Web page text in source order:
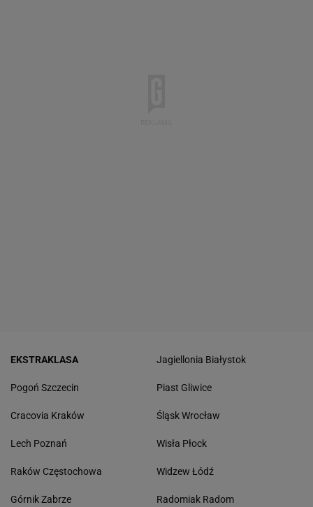
EKSTRAKLASA
Pogoń Szczecin
Cracovia Kraków
Lech Poznań
Raków Częstochowa
Górnik Zabrze
Jagiellonia Białystok
Piast Gliwice
Śląsk Wrocław
Wisła Płock
Widzew Łódź
Radomiak Radom